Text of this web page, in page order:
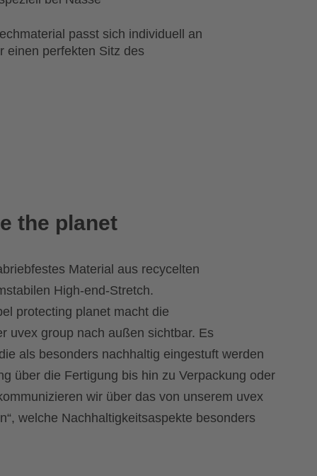
passt sich individuell an
einen perfekten Sitz des
the planet
Material aus recycelten
High-end-Stretch.
protecting planet macht die
uvex group nach außen sichtbar. Es
als besonders nachhaltig eingestuft werden
über die Fertigung bis hin zu Verpackung oder
wir über das von unserem uvex
welche Nachhaltigkeitsaspekte besonders